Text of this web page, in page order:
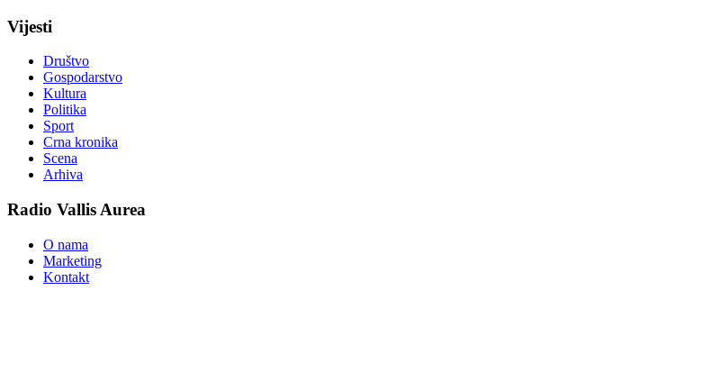
Vijesti
Društvo
Gospodarstvo
Kultura
Politika
Sport
Crna kronika
Scena
Arhiva
Radio Vallis Aurea
O nama
Marketing
Kontakt